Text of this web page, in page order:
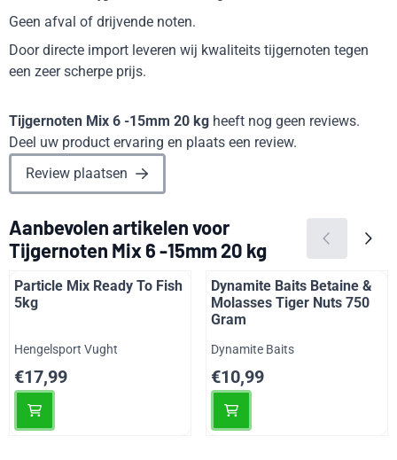
Geen afval of drijvende noten.
Door directe import leveren wij kwaliteits tijgernoten tegen
een zeer scherpe prijs.
Tijgernoten Mix 6 -15mm 20 kg heeft nog geen reviews.
Deel uw product ervaring en plaats een review.
Review plaatsen
Aanbevolen artikelen voor
Tijgernoten Mix 6 -15mm 20 kg
Particle Mix Ready To Fish
5kg
Merk:
Hengelsport Vught
Prijs: 17,99
€17,99
Dynamite Baits Betaine &
Molasses Tiger Nuts 750
Gram
Merk:
Dynamite Baits
Prijs: 10,99
€10,99